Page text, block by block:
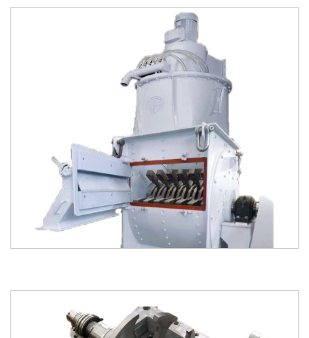
kataloğu
indir
kataloğu
incele